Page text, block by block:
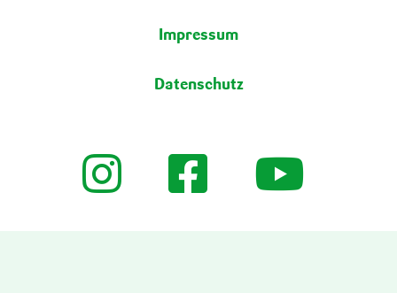
Impressum
Datenschutz